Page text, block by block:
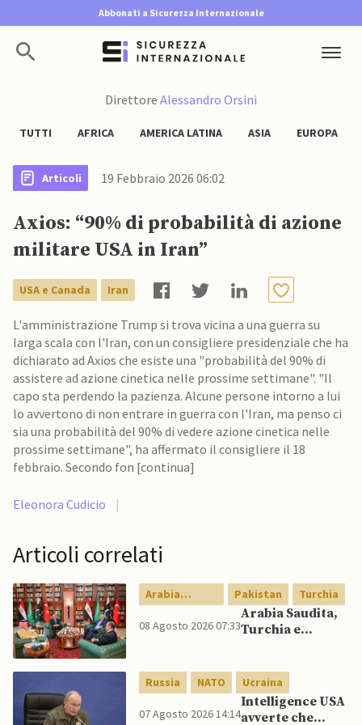
Abbonati a Sicurezza Internazionale
Direttore Alessandro Orsini
TUTTI AFRICA AMERICA LATINA ASIA EUROPA
Articoli 19 Febbraio 2026 06:02
Axios: “90% di probabilità di azione
militare USA in Iran”
USA e Canada Iran
L'amministrazione Trump si trova vicina a una guerra su
larga scala con l'Iran, con un consigliere presidenziale che ha
dichiarato ad Axios che esiste una "probabilità del 90% di
assistere ad azione cinetica nelle prossime settimane". "Il
capo sta perdendo la pazienza. Alcune persone intorno a lui
lo avvertono di non entrare in guerra con l'Iran, ma penso ci
sia una probabilità del 90% di vedere azione cinetica nelle
prossime settimane", ha affermato il consigliere il 18
febbraio. Secondo fon [continua]
Eleonora Cudicio |
Articoli correlati
Arabia
Saudita
Pakistan Turchia
08 Agosto 2026 07:33
Arabia Saudita,
Turchia e
reciproca
Russia NATO Ucraina
07 Agosto 2026 14:14
Intelligence USA
avverte che